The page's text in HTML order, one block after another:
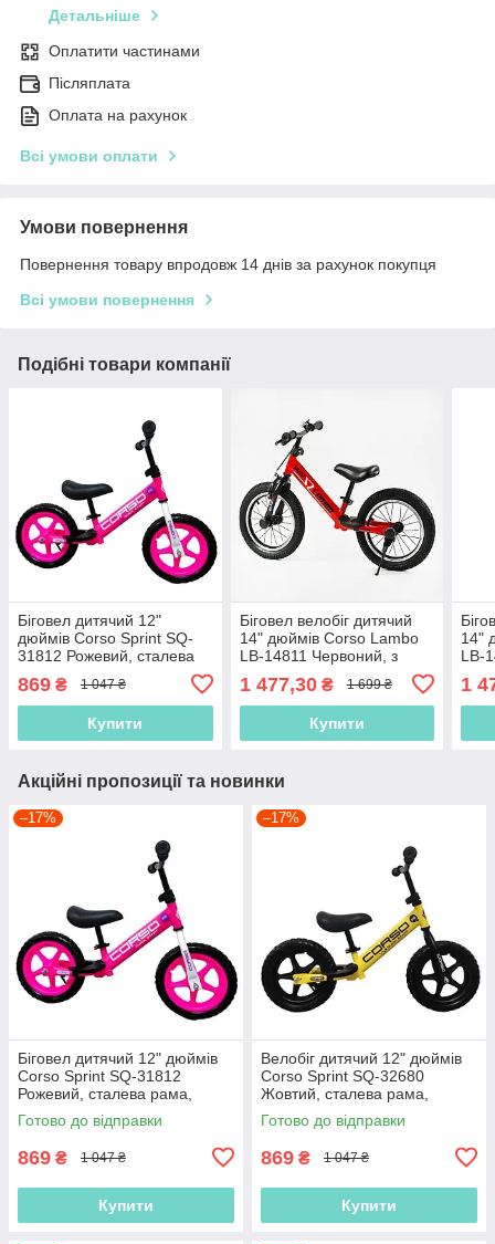
Детальніше
Оплатити частинами
Післяплата
Оплата на рахунок
Всі умови оплати
Умови повернення
Повернення товару впродовж 14 днів за рахунок покупця
Всі умови повернення
Подібні товари компанії
Біговел дитячий 12"
дюймів Corso Sprint SQ-
31812 Рожевий, сталева
рама, колеса EVA (піна),
підставка для ніжок,
Велобіг
869 ₴ 1 047 ₴
Купити
Біговел велобіг дитячий
14" дюймів Corso Lambo
LB-14811 Червоний, з
надувними колесами
1 477,30₴ 1 699 ₴
Купити
14"
LB-
1
Акційні пропозиції та новинки
–17%
Біговел дитячий 12" дюймів
Corso Sprint SQ-31812
Рожевий, сталева рама,
колеса EVA (піна), підставка
для ніжок, Велобіг
Готово до відправки
869 ₴ 1 047 ₴
Купити
–17%
Велобіг дитячий 12" дюймів
Corso Sprint SQ-32680
Жовтий, сталева рама,
колеса EVA (піна), підставка
для ніжок, Біговел
Готово до відправки
869 ₴ 1 047 ₴
Купити